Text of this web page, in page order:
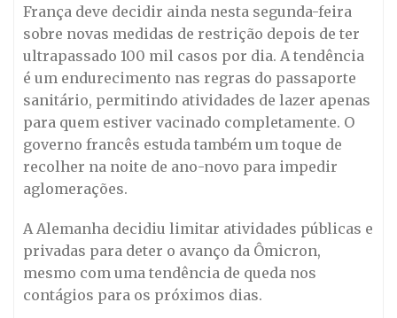
França deve decidir ainda nesta segunda-feira
sobre novas medidas de restrição depois de ter
ultrapassado 100 mil casos por dia. A tendência
é um endurecimento nas regras do passaporte
sanitário, permitindo atividades de lazer apenas
para quem estiver vacinado completamente. O
governo francês estuda também um toque de
recolher na noite de ano-novo para impedir
aglomerações.
A Alemanha decidiu limitar atividades públicas e
privadas para deter o avanço da Ômicron,
mesmo com uma tendência de queda nos
contágios para os próximos dias.